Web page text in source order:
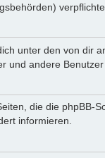
unter den von dir
und andere
die die
informieren.